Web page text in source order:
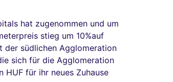
hat zugenommen und um
stieg um 10%auf
der südlichen Agglomeration
sich für die Agglomeration
HUF für ihr neues Zuhause